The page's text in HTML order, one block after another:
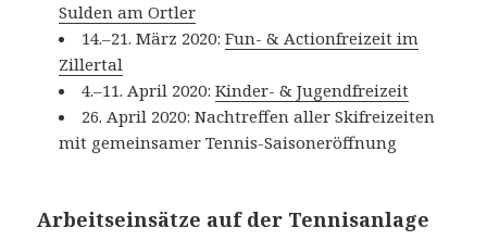
Sulden am Ortler
14.–21. März 2020:Fun- & Actionfreizeit im
Zillertal
4.–11. April 2020:Kinder- & Jugendfreizeit
26. April 2020: Nachtreffen aller Skifreizeiten
mit gemeinsamer Tennis-Saisoneröffnung
Arbeitseinsätze auf der Tennisanlage